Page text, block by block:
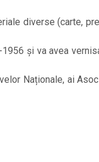
diverse (carte,
și va avea
Naționale, ai